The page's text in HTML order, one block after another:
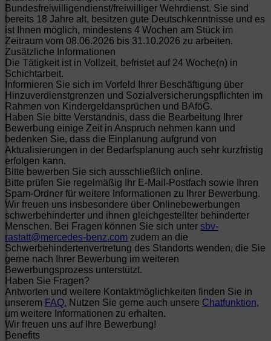
Bundesfreiwilligendienst/freiwilliger Wehrdienst. Sie sind
bereits 18 Jahre alt, besitzen gute Deutschkenntnisse und es
ist Ihnen möglich, mindestens 4 Wochen am Stück im
Zeitraum vom 08.06.2026 bis 31.10.2026 zu arbeiten.
Zusätzliche Informationen
Die Tätigkeit ist in Vollzeit, befristet auf 24 Woche(n) in
Schichtarbeit.
Informieren Sie sich im Vorfeld Ihrer Beschäftigung über
Hinzuverdienstgrenzen und Sozialversicherungspflichten im
Rahmen von Kindergeldansprüchen und BAföG.
Haben Sie bitte Verständnis, dass die Bearbeitung Ihrer
Bewerbung einige Zeit in Anspruch nehmen kann und
bedenken Sie, dass die Einplanung aufgrund von
Aktualisierungen in der Bedarfsplanung auch sehr kurzfristig
erfolgen kann.
Bitte bewerben Sie sich ausschließlich online.
Bitte prüfen Sie regelmäßig Ihr E-Mail-Postfach sowie Ihren
Spam-Ordner für weitere Informationen zu Ihrer Bewerbung.
Wir freuen uns insbesondere über Onlinebewerbungen
schwerbehinderter und ihnen gleichgestellter behinderter
Menschen. Bei Fragen können Sie sich unter sbv-
rastatt@mercedes-benz.com zudem an die
Schwerbehindertenvertretung des Standorts wenden, die Sie
gerne nach Ihrer Bewerbung im weiteren
Bewerbungsprozess unterstützt.
Haben Sie Fragen?
Antworten und weitere Kontaktmöglichkeiten finden Sie in
unserem FAQ. Nutzen Sie gerne auch unsere Chatfunktion,
um weitere Informationen zu erhalten.
Wir freuen uns auf Ihre Bewerbung!
Benefits